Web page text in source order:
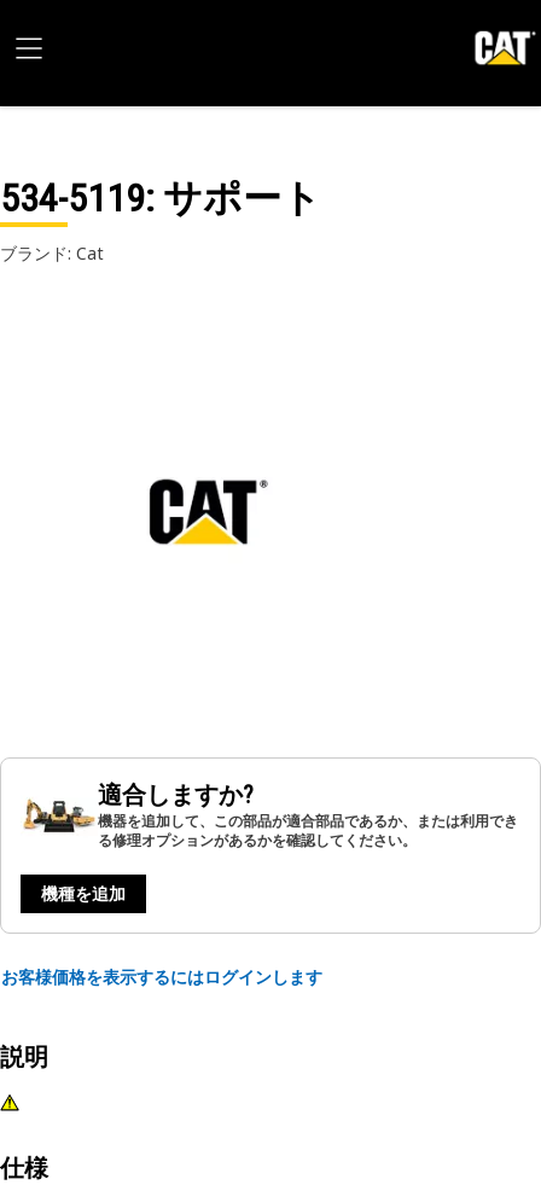
534-5119: サポート
ブランド: Cat
適合しますか?
機器を追加して、この部品が適合部品であるか、または利用でき
る修理オプションがあるかを確認してください。
機種を追加
お客様価格を表示するにはログインします
説明
仕様